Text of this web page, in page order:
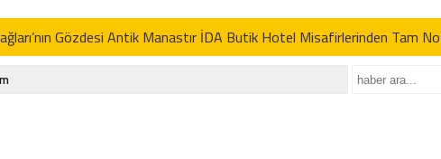
Gözdesi Antik Manastır İDA Butik Hotel Misafirlerinden Tam
İran açıklaması: “Uygun davranmazlarsa gereğini yaparım”